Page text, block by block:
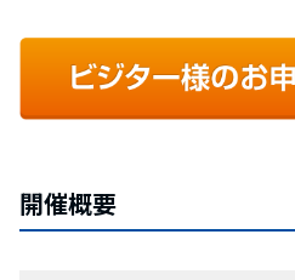
開催概要